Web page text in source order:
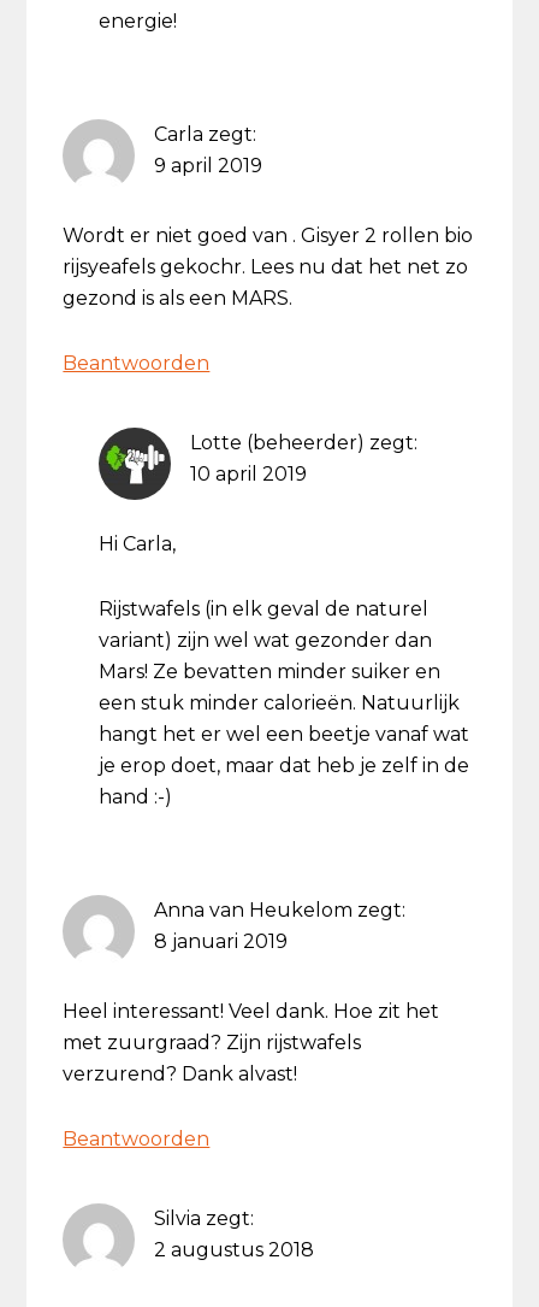
energie!
Carla zegt:
9 april 2019
Wordt er niet goed van . Gisyer 2 rollen bio
rijsyeafels gekochr. Lees nu dat het net zo
gezond is als een MARS.
Beantwoorden
Lotte (beheerder) zegt:
10 april 2019
Hi Carla,
Rijstwafels (in elk geval de naturel
variant) zijn wel wat gezonder dan
Mars! Ze bevatten minder suiker en
een stuk minder calorieën. Natuurlijk
hangt het er wel een beetje vanaf wat
je erop doet, maar dat heb je zelf in de
hand :-)
Anna van Heukelom zegt:
8 januari 2019
Heel interessant! Veel dank. Hoe zit het
met zuurgraad? Zijn rijstwafels
verzurend? Dank alvast!
Beantwoorden
Silvia zegt:
2 augustus 2018